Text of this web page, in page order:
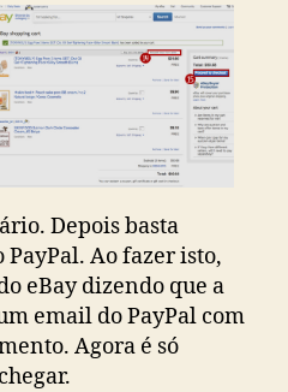
Depois basta
Ao fazer isto,
eBay dizendo que a
email do PayPal com
Agora é só